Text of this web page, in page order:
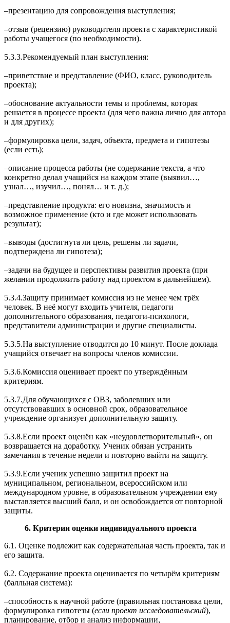
‒презентацию для сопровождения выступления;
‒отзыв (рецензию) руководителя проекта с характеристикой
работы учащегося (по необходимости).
5.3.3.Рекомендуемый план выступления:
‒приветствие и представление (ФИО, класс, руководитель
проекта);
‒обоснование актуальности темы и проблемы, которая
решается в процессе проекта (для чего важна лично для автора
и для других);
‒формулировка цели, задач, объекта, предмета и гипотезы
(если есть);
‒описание процесса работы (не содержание текста, а что
конкретно делал учащийся на каждом этапе (выявил…,
узнал…, изучил…, понял… и т. д.);
‒представление продукта: его новизна, значимость и
возможное применение (кто и где может использовать
результат);
‒выводы (достигнута ли цель, решены ли задачи,
подтверждена ли гипотеза);
‒задачи на будущее и перспективы развития проекта (при
желании продолжить работу над проектом в дальнейшем).
5.3.4.Защиту принимает комиссия из не менее чем трёх
человек. В неё могут входить учителя, педагоги
дополнительного образования, педагоги-психологи,
представители администрации и другие специалисты.
5.3.5.На выступление отводится до 10 минут. После доклада
учащийся отвечает на вопросы членов комиссии.
5.3.6.Комиссия оценивает проект по утверждённым
критериям.
5.3.7.Для обучающихся с ОВЗ, заболевших или
отсутствовавших в основной срок, образовательное
учреждение организует дополнительную защиту.
5.3.8.Если проект оценён как «неудовлетворительный», он
возвращается на доработку. Ученик обязан устранить
замечания в течение недели и повторно выйти на защиту.
5.3.9.Если ученик успешно защитил проект на
муниципальном, региональном, всероссийском или
международном уровне, в образовательном учреждении ему
выставляется высший балл, и он освобождается от повторной
защиты.
6. Критерии оценки индивидуального проекта
6.1. Оценке подлежит как содержательная часть проекта, так и
его защита.
6.2. Содержание проекта оценивается по четырём критериям
(балльная система):
‒способность к научной работе (правильная постановка цели,
формулировка гипотезы (если проект исследовательский),
планирование, отбор и анализ информации,